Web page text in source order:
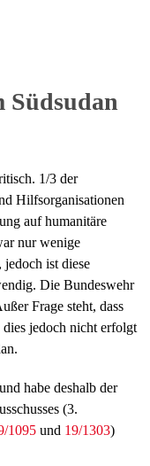
Südsudan
1/3 der
Hilfsorganisationen
auf humanitäre
nur wenige
ist diese
Die Bundeswehr
Frage steht, dass
jedoch nicht erfolgt
habe deshalb der
(3.
1095 und 19/1303)